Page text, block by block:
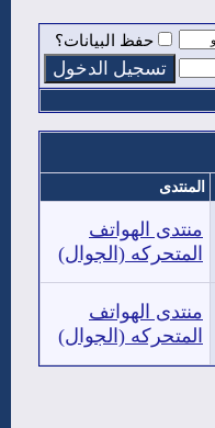
حفظ البيانات؟
المنتدى
منتدى الهواتف
المتحركه (الجوال)
منتدى الهواتف
المتحركه (الجوال)